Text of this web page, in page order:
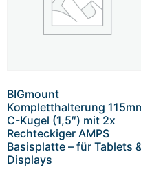
BIGmount
Kompletthalterung
C-Kugel (1,5″) mit 2x
Rechteckiger AMPS
Basisplatte – für Tablets
Displays